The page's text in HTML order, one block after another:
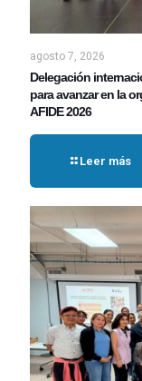
agosto 7, 2026
Delegación
para avanzar en la
AFIDE 2026
Leer más